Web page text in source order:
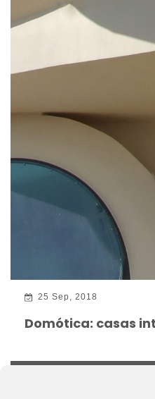
25 Sep, 2018
Domótica: casas